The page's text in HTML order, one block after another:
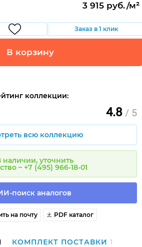
3 915 руб./м²
Заказ в 1 клик
В корзину
коллекции:
4.8 / 5
всю коллекцию
наличии, уточнить
– +7 (495) 966-18-01
поиск аналогов
на почту PDF каталог
КОМПЛЕКТ ПОСТАВКИ 1